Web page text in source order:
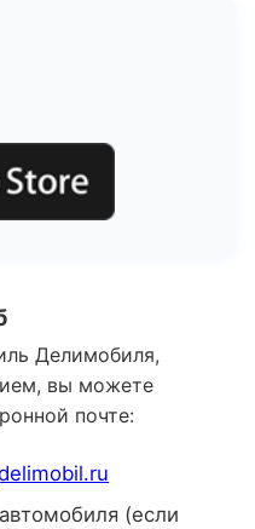
Делимобиля,
вы можете
почте:
(если